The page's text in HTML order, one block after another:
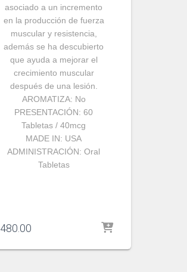
asociado a un incremento
en la producción de fuerza
muscular y resistencia,
además se ha descubierto
que ayuda a mejorar el
crecimiento muscular
después de una lesión.
AROMATIZA: No
PRESENTACIÓN: 60
Tabletas / 40mcg
MADE IN: USA
ADMINISTRACIÓN: Oral
Tabletas
480.00